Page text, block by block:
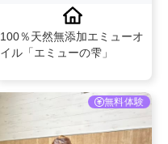
100％天然無添加エミューオ
イル「エミューの雫」
無料体験